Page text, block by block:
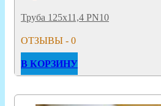
Труба 125х11,4 PN10
ОТЗЫВЫ - 0
В КОРЗИНУ